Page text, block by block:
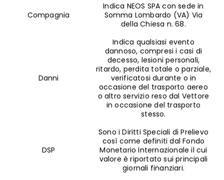
Compagnia
Indica NEOS SPA con sede in
Somma Lombardo (VA) Via
della Chiesa n. 68.
Danni
Indica qualsiasi evento
dannoso, compresi i casi di
decesso, lesioni personali,
ritardo, perdita totale o parziale,
verificatosi durante o in
occasione del trasporto aereo
o altro servizio reso dal Vettore
in occasione del trasporto
stesso.
DSP
Sono i Diritti Speciali di Prelievo
così come definiti dal Fondo
Monetario Internazionale il cui
valore è riportato sui principali
giornali finanziari.